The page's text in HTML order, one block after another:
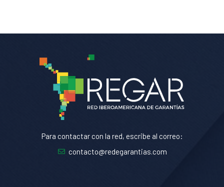
Para contactar con la red, escribe al correo:
contacto@redegarantias.com